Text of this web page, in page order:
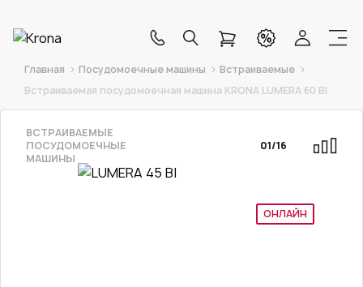
Главная Посудомоечные машины
Встраиваемые
Встраиваемая посудомоечная машина KRONA LUMERA 60 BI
ОНЛАЙН
ВСТРАИВАЕМЫЕ
ПОСУДОМОЕЧНЫЕ
МАШИНЫ
01/16